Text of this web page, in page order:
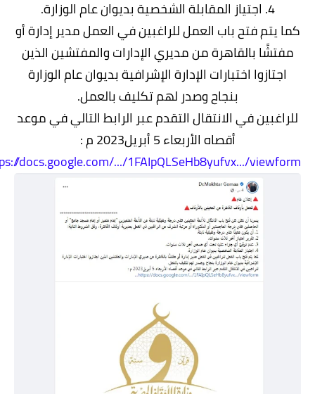
يتم فتح باب العمل للراغبين في العمل مدير إدارة أو
بالقاهرة من مديري الإدارات والمفتشين الذين
اجتازوا اختبارات الإدارة الإشرافية بديوان عام الوزارة
بنجاح وصدر لهم تكليف بالعمل.
في الانتقال التقدم عبر الرابط التالي في موعد
أقصاه الأربعاء 5 أبريل2023 م :
https://docs.google.com/.../1FAIpQLSeHb8yufvx.../
...